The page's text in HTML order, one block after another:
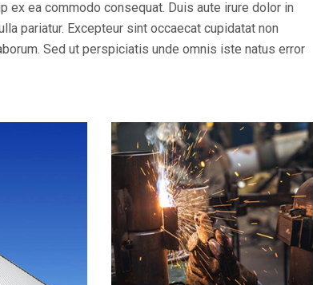
ea commodo consequat. Duis aute irure dolor in
pariatur. Excepteur sint occaecat cupidatat non
Sed ut perspiciatis unde omnis iste natus error